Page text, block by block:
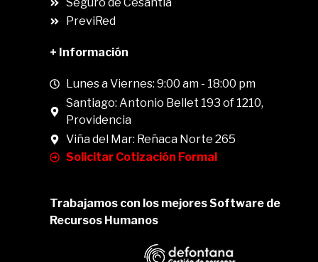
PreviRed
+ Información
Lunes a Viernes: 9:00 am - 18:00 pm
Santiago: Antonio Bellet 193 of 1210,
Providencia
Viña del Mar: Reñaca Norte 265
Solicitar Cotización Formal
Trabajamos con los mejores Software de
Recursos Humanos